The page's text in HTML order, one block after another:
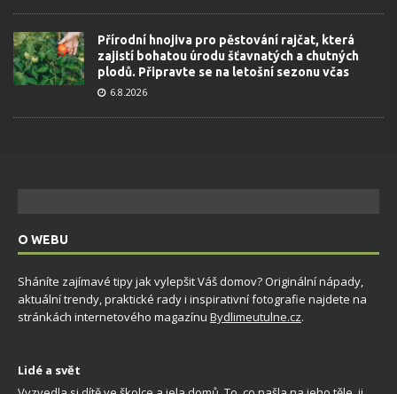
Přírodní hnojiva pro pěstování rajčat, která
zajistí bohatou úrodu šťavnatých a chutných
plodů. Připravte se na letošní sezonu včas
6.8.2026
O WEBU
Sháníte zajímavé tipy jak vylepšit Váš domov? Originální nápady,
aktuální trendy, praktické rady i inspirativní fotografie najdete na
stránkách internetového magazínu Bydlimeutulne.cz.
Lidé a svět